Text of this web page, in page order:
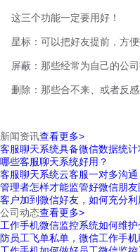
这三个功能一定要用好！
星标：可以把好友提前，方便
屏蔽：那些经常为自己的公
删除：那些合不来、或者反感
新闻资讯查看更多>
客服聊天系统具备微信数据统计
哪些客服聊天系统好用？
客服聊天系统云客服一对多沟通
管理者怎样才能监管好微信朋友
客户加到微信好友，如何充分
公司动态查看更多>
工作手机微信监控系统如何维
防员工飞单私单，微信工作手